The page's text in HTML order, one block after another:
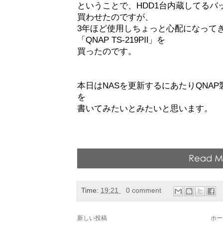
ということで、HDD1台内蔵してるバ
買わせたのですが、
3年ほど使用しちょっと心配になって
「QNAP TS-219PⅡ」を
買ったのです。
本日はNASを更新するにあたり
を
書いてみたいとみたいと思います。
Time: 19:21 0 comment
新しい投稿 ホ